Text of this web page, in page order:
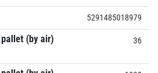
5291485018979
(by air)
36